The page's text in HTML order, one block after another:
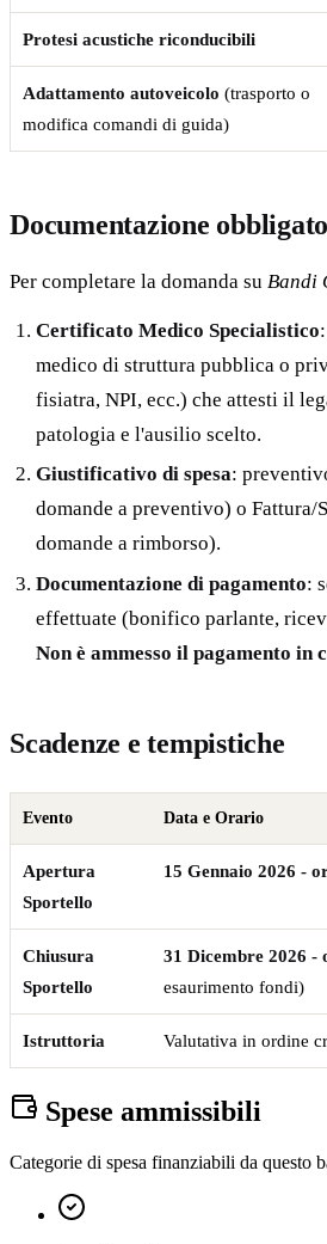
Protesi acustiche riconducibili
Adattamento autoveicolo (trasporto o
modifica comandi di guida)
Documentazione
Per completare la domanda su Bandi
Certificato Medico Specialistico
medico di struttura pubblica o
fisiatra, NPI, ecc.) che attesti il
patologia e l'ausilio scelto.
Giustificativo di spesa:
domande a preventivo) o
domande a rimborso).
Documentazione di pagamento:
effettuate (bonifico parlante,
Non è ammesso il pagamento in
Scadenze e tempistiche
Evento Data e Orario
Apertura
Sportello
15 Gennaio 2026 -
Chiusura
Sportello
31 Dicembre 2026 -
esaurimento fondi)
Istruttoria Valutativa in ordine
Spese ammissibili
Categorie di spesa finanziabili da questo